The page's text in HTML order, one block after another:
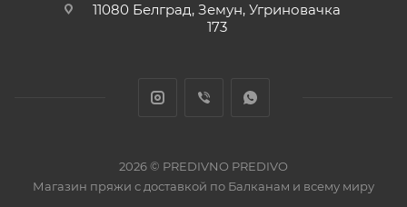
11080 Белград, Земун, Угриновачка
173
2026 © PREDIVNO PREDIVO
Магазин пряжи с доставкой по Балканам и всему миру